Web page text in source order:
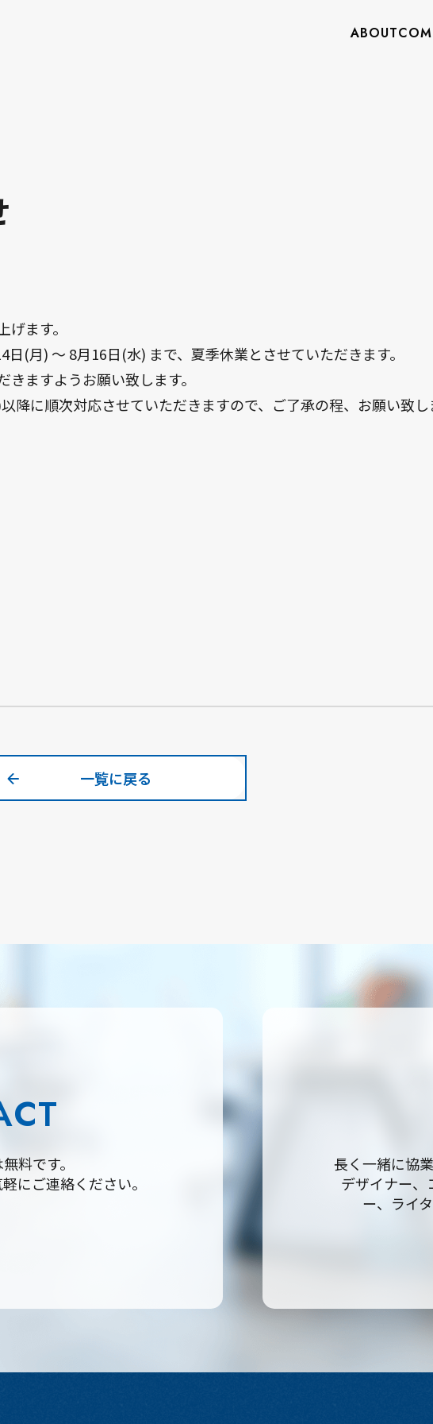
ABOUT
ます。
(月) ～ 8月16日(水) まで、夏季休業とさせていただきます。
ますようお願い致します。
降に順次対応させていただきますので、ご了承の程、お願い致し
一覧に戻る
料です。
にご連絡ください。
長く一緒に協
デザイナー、
ー、ライ